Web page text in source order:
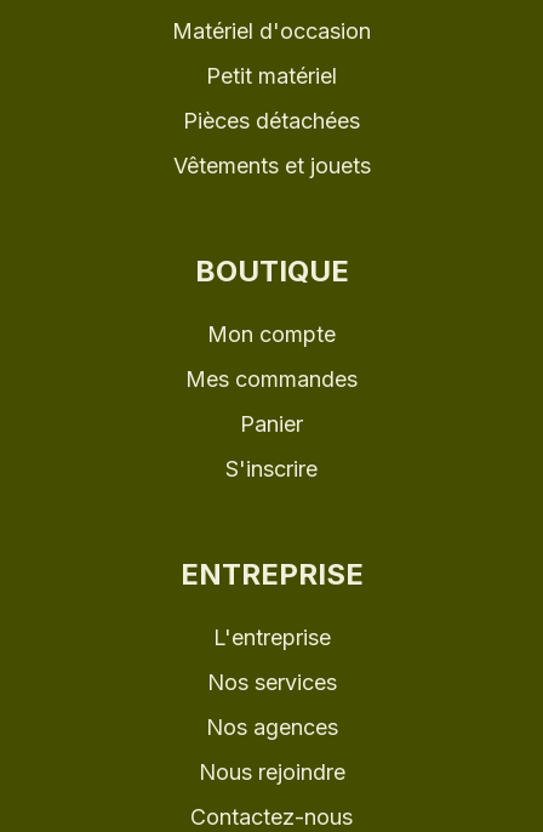
Matériel d'occasion
Petit matériel
Pièces détachées
Vêtements et jouets
BOUTIQUE
Mon compte
Mes commandes
Panier
S'inscrire
ENTREPRISE
L'entreprise
Nos services
Nos agences
Nous rejoindre
Contactez-nous